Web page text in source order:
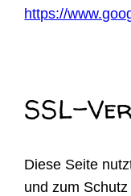
https://
SSL-
Diese Seite
und zum